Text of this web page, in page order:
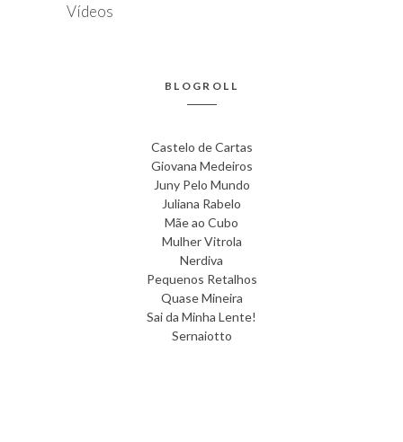
Vídeos
BLOGROLL
Castelo de Cartas
Giovana Medeiros
Juny Pelo Mundo
Juliana Rabelo
Mãe ao Cubo
Mulher Vitrola
Nerdiva
Pequenos Retalhos
Quase Mineira
Sai da Minha Lente!
Sernaiotto